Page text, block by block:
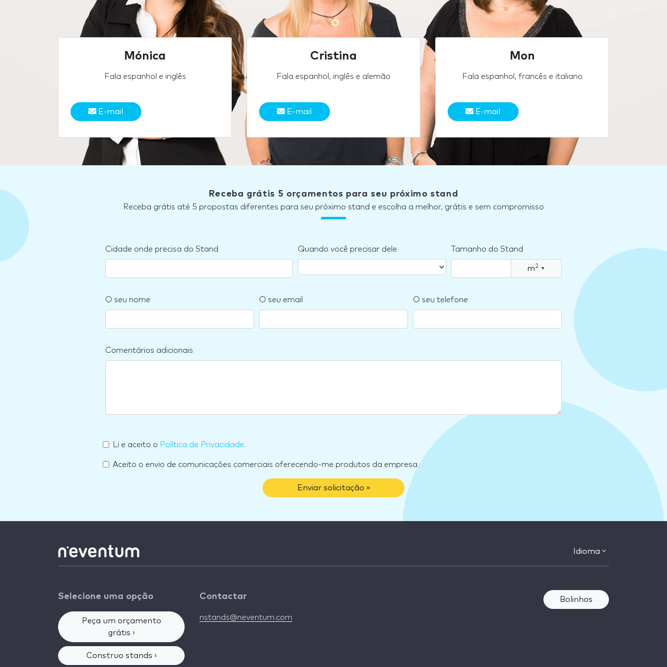
Mónica
Fala espanhol e inglês
E-mail
Cristina
Fala espanhol, inglês e alemão
E-mail
Mon
Fala espanhol, francês e italiano
E-mail
Receba grátis 5 orçamentos para seu próximo stand
Receba grátis até 5 propostas diferentes para seu próximo stand e escolha a melhor, grátis e sem compromisso
Cidade onde precisa do Stand Quando você precisar dele Tamanho do Stand
m2 ▾
O seu nome O seu email O seu telefone
Comentários adicionais
Li e aceito o Política de Privacidade.
Aceito o envio de comunicações comerciais oferecendo-me produtos da empresa.
Enviar solicitação »
Idioma
Selecione uma opção
Peça um orçamento
grátis ›
Construo stands ›
Contactar
nstands@neventum.com
Bolinhos